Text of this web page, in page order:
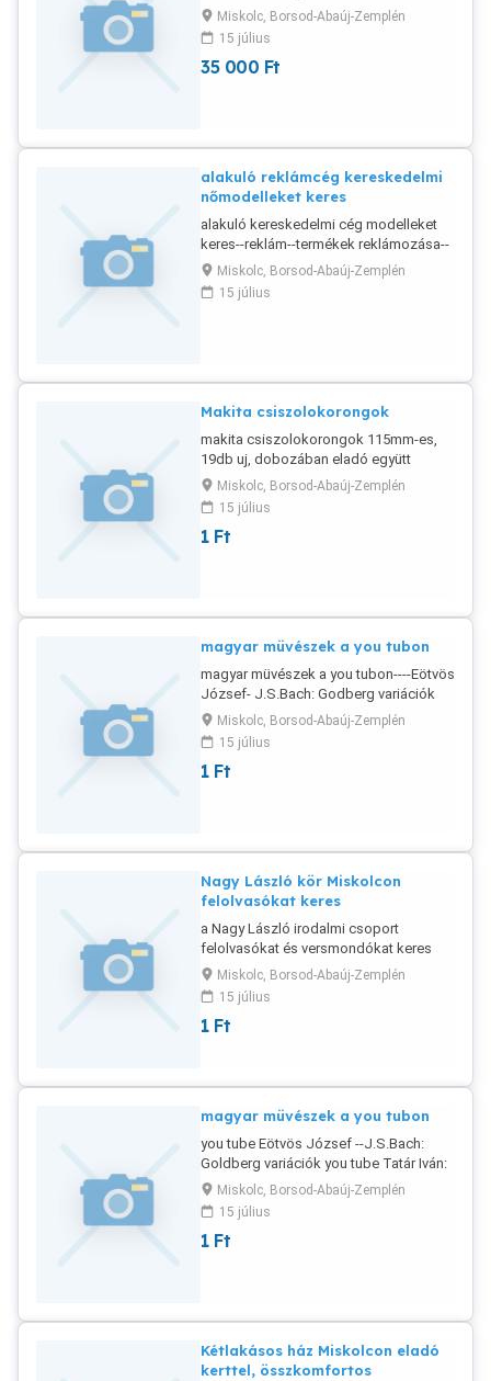
áram, belső wc, viz, gáz van, parkoló
nincs, Újgyöri fötértöl 25 perc gyalog,
vagy 16-os busszal 1 megálló és 15
perc--mail , kert van , állat hozható, 1
Miskolc, Borsod-Abaúj-Zemplén
15 július
35 000 Ft
alakuló reklámcég kereskedelmi
nőmodelleket keres
alakuló kereskedelmi cég modelleket
keres--reklám--termékek reklámozása--
külföldi piacra--csak nök, kor mindegy--
kiskorúak esetén szülöi hozzájárulás
irásban szükséges, csinos arc, sportos
Miskolc, Borsod-Abaúj-Zemplén
15 július
Makita csiszolokorongok
makita csiszolokorongok 115mm-es,
19db uj, dobozában eladó együtt
Miskolcon árat megbeszéljük
Miskolc, Borsod-Abaúj-Zemplén
15 július
1 Ft
magyar müvészek a you tubon
magyar müvészek a you tubon----Eötvös
József- J.S.Bach: Godberg variációk
Tatár Iván : Genfi koncert
Miskolc, Borsod-Abaúj-Zemplén
15 július
1 Ft
Nagy László kör Miskolcon
felolvasókat keres
a Nagy László irodalmi csoport
felolvasókat és versmondókat keres
rendezvényeihez, --szerény tiszteletdij
megoldható -mail , tel --tel 06209368675
Miskolc, Borsod-Abaúj-Zemplén
15 július
1 Ft
magyar müvészek a you tubon
you tube Eötvös József --J.S.Bach:
Goldberg variációk you tube Tatár Iván:
genfi koncert
Miskolc, Borsod-Abaúj-Zemplén
15 július
1 Ft
Kétlakásos ház Miskolcon eladó
kerttel, összkomfortos